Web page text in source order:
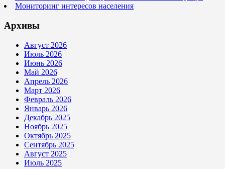
Мониторинг интересов населения
Архивы
Август 2026
Июль 2026
Июнь 2026
Май 2026
Апрель 2026
Март 2026
Февраль 2026
Январь 2026
Декабрь 2025
Ноябрь 2025
Октябрь 2025
Сентябрь 2025
Август 2025
Июль 2025